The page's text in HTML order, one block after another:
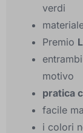
verdi
Premio
motivo
pratica
facile
i colori